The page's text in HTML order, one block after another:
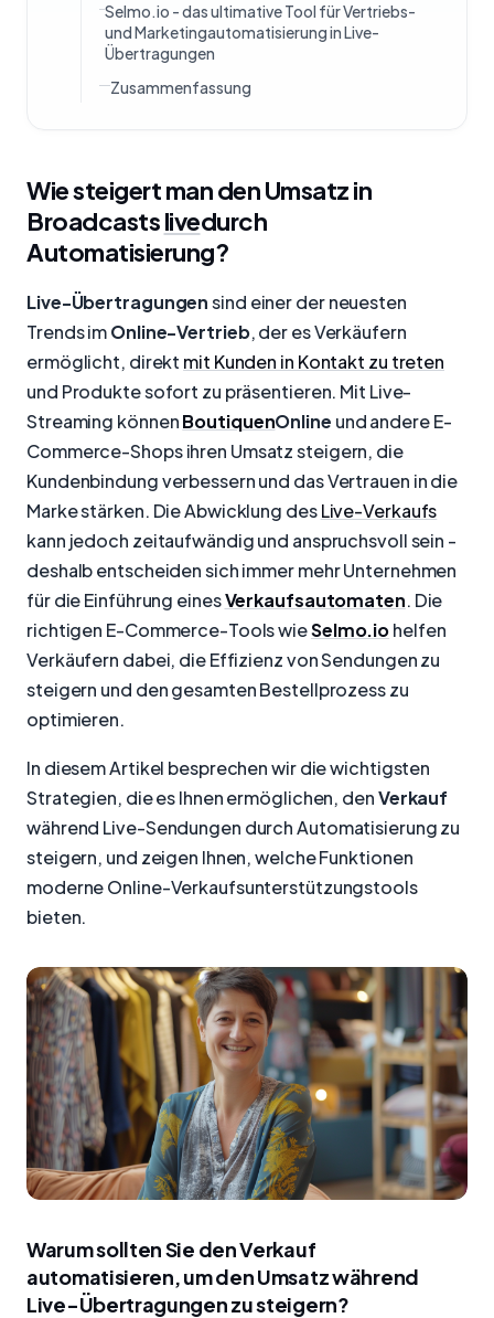
Selmo.io - das ultimative Tool für Vertriebs-
und Marketingautomatisierung in Live-
Übertragungen
Zusammenfassung
Wie steigert man den Umsatz in
Broadcastslivedurch
Automatisierung?
Live-Übertragungensind einer der neuesten
Trends imOnline-Vertrieb, der es Verkäufern
ermöglicht, direkt mit Kunden in Kontakt zu treten
und Produkte sofort zu präsentieren. Mit Live-
Streaming könnenBoutiquenOnline und andere E-
Commerce-Shops ihren Umsatz steigern, die
Kundenbindung verbessern und das Vertrauen in die
Marke stärken. Die Abwicklung desLive-Verkaufs
kann jedoch zeitaufwändig und anspruchsvoll sein -
deshalb entscheiden sich immer mehr Unternehmen
für die Einführung einesVerkaufsautomaten. Die
richtigen E-Commerce-Tools wieSelmo.iohelfen
Verkäufern dabei, die Effizienz von Sendungen zu
steigern und den gesamten Bestellprozess zu
optimieren.
In diesem Artikel besprechen wir die wichtigsten
Strategien, die es Ihnen ermöglichen, denVerkauf
während Live-Sendungen durch Automatisierung zu
steigern, und zeigen Ihnen, welche Funktionen
moderne Online-Verkaufsunterstützungstools
bieten.
Warum sollten Sie den Verkauf
automatisieren, um den Umsatz während
Live-Übertragungen zu steigern?